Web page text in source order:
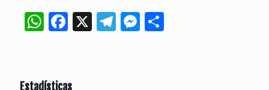
WhatsApp
Facebook
X Telegram
Messenger
Compartir
Estadísticas